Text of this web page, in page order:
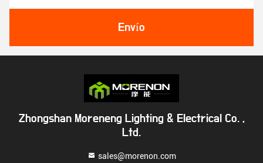
Envío
Zhongshan Moreneng Lighting & Electrical Co. ,
Ltd.
sales@morenon.com